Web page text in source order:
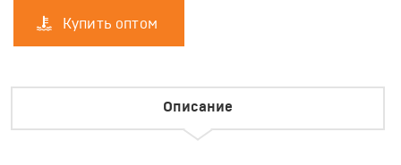
Купить оптом
Описание